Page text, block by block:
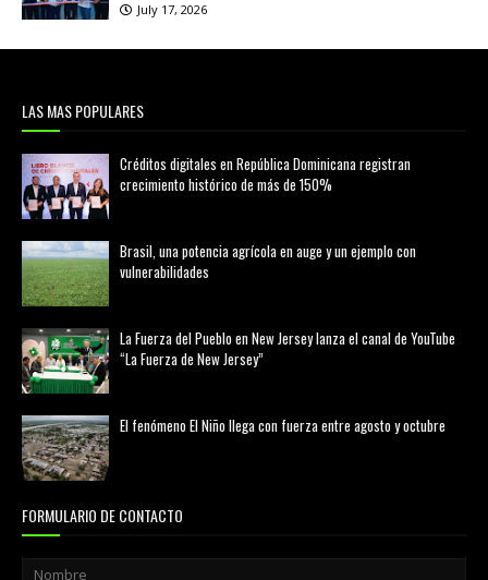
July 17, 2026
LAS MAS POPULARES
Créditos digitales en República Dominicana registran
crecimiento histórico de más de 150%
Brasil, una potencia agrícola en auge y un ejemplo con
vulnerabilidades
La Fuerza del Pueblo en New Jersey lanza el canal de YouTube
“La Fuerza de New Jersey”
El fenómeno El Niño llega con fuerza entre agosto y octubre
FORMULARIO DE CONTACTO